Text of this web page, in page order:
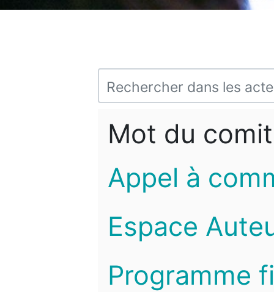
Mot du
Appel à
Espace
Programme